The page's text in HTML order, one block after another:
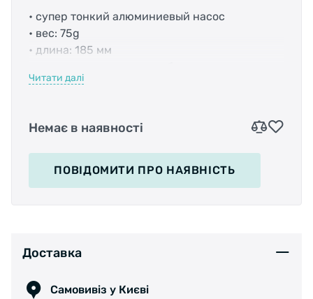
• супер тонкий алюминиевый насос
• вес: 75g
• длина: 185 мм
• 11bar / 160PSI
Читати далі
Немає в наявності
ПОВІДОМИТИ ПРО НАЯВНІСТЬ
Доставка
Самовивіз у Києві